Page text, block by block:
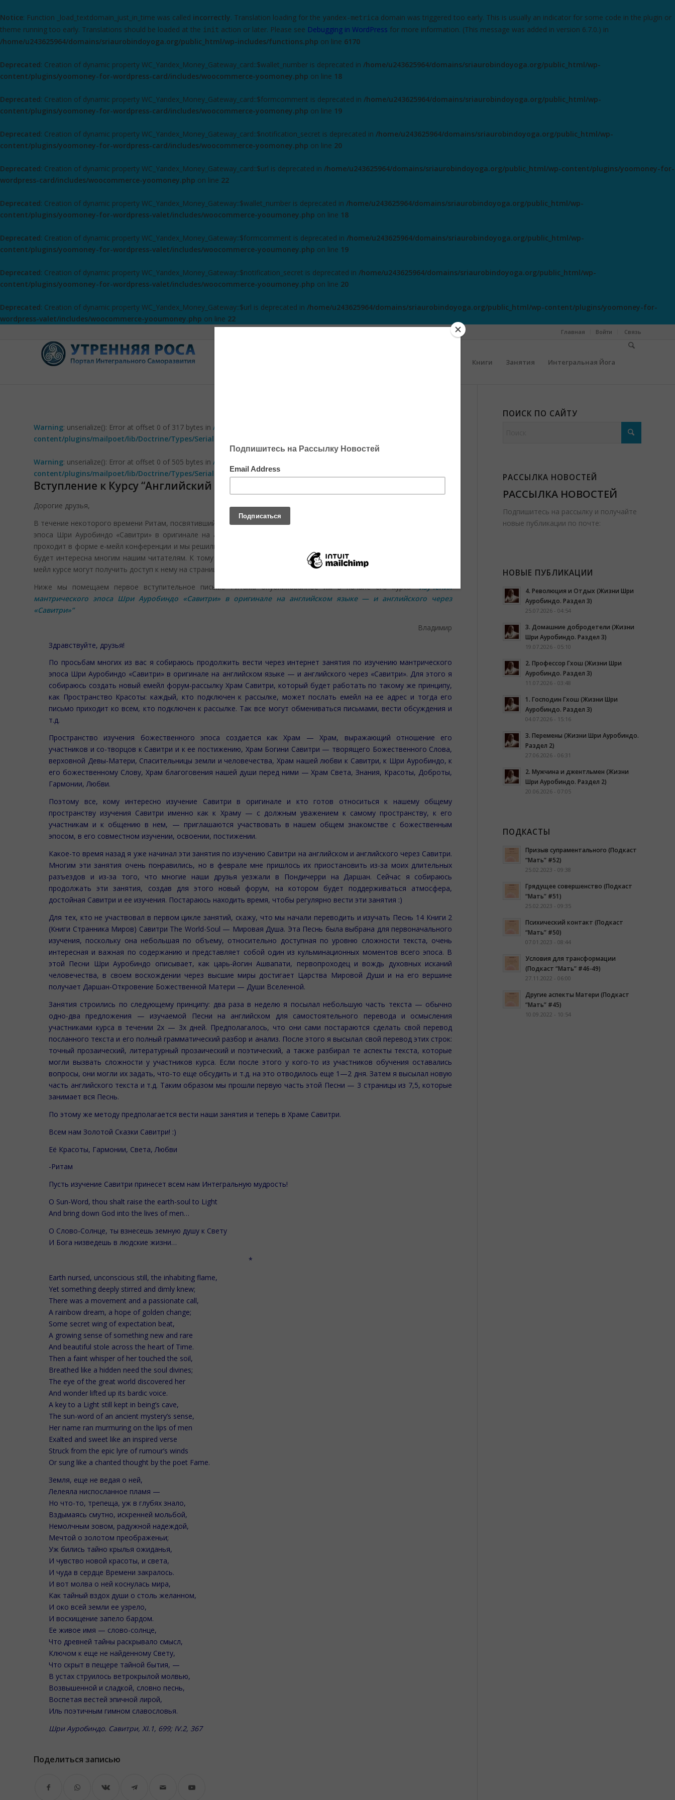
Notice: Function _load_textdomain_just_in_time was called incorrectly. Translation loading for the yandex-metrica domain was triggered too early. This is usually an indicator for some code in the plugin or
theme running too early. Translations should be loaded at the init action or later. Please see Debugging in WordPress for more information. (This message was added in version 6.7.0.) in
/home/u243625964/domains/sriaurobindoyoga.org/public_html/wp-includes/functions.php on line 6170
Deprecated: Creation of dynamic property WC_Yandex_Money_Gateway_card::$wallet_number is deprecated in /home/u243625964/domains/sriaurobindoyoga.org/public_html/wp-
content/plugins/yoomoney-for-wordpress-card/includes/woocommerce-yoomoney.php on line 18
Deprecated: Creation of dynamic property WC_Yandex_Money_Gateway_card::$formcomment is deprecated in /home/u243625964/domains/sriaurobindoyoga.org/public_html/wp-
content/plugins/yoomoney-for-wordpress-card/includes/woocommerce-yoomoney.php on line 19
Deprecated: Creation of dynamic property WC_Yandex_Money_Gateway_card::$notification_secret is deprecated in /home/u243625964/domains/sriaurobindoyoga.org/public_html/wp-
content/plugins/yoomoney-for-wordpress-card/includes/woocommerce-yoomoney.php on line 20
Deprecated: Creation of dynamic property WC_Yandex_Money_Gateway_card::$url is deprecated in /home/u243625964/domains/sriaurobindoyoga.org/public_html/wp-content/plugins/yoomoney-for-
wordpress-card/includes/woocommerce-yoomoney.php on line 22
Deprecated: Creation of dynamic property WC_Yandex_Money_Gateway::$wallet_number is deprecated in /home/u243625964/domains/sriaurobindoyoga.org/public_html/wp-
content/plugins/yoomoney-for-wordpress-valet/includes/woocommerce-yooumoney.php on line 18
Deprecated: Creation of dynamic property WC_Yandex_Money_Gateway::$formcomment is deprecated in /home/u243625964/domains/sriaurobindoyoga.org/public_html/wp-
content/plugins/yoomoney-for-wordpress-valet/includes/woocommerce-yooumoney.php on line 19
Deprecated: Creation of dynamic property WC_Yandex_Money_Gateway::$notification_secret is deprecated in /home/u243625964/domains/sriaurobindoyoga.org/public_html/wp-
content/plugins/yoomoney-for-wordpress-valet/includes/woocommerce-yooumoney.php on line 20
Deprecated: Creation of dynamic property WC_Yandex_Money_Gateway::$url is deprecated in /home/u243625964/domains/sriaurobindoyoga.org/public_html/wp-content/plugins/yoomoney-for-
wordpress-valet/includes/woocommerce-yooumoney.php on line 22
Главная Войти Cвязь
Книги Занятия Интегральная Йога
Warning: unserialize(): Error at offset 0 of 317 bytes in /home/u243625964/domains/sriaurobindoyoga.org/public_html/wp-
content/plugins/mailpoet/lib/Doctrine/Types/SerializedArrayType.php
Warning: unserialize(): Error at offset 0 of 505 bytes in /home/u243625964/domains/sriaurobindoyoga.org/public_html/wp-
content/plugins/mailpoet/lib/Doctrine/Types/SerializedArrayType.php
Вступление к Курсу “Английский через “Савитри”
Дорогие друзья,
В течение некоторого времени Ритам, посвятивший изучению “Савитри” много лет, ведёт курс изучения мантрического
эпоса Шри Ауробиндо «Савитри» в оригинале на английском языке — и английского через «Савитри». Курс Ритама
проходит в форме е-мейл конференции и мы решили, что публикация материалов курса в блоге “Йога на Каждый День”
будет интересна многим нашим читателям. К тому же те из вас, кто по какой-то причине не смогли участвовать в е-
мейл курсе могут получить доступ к нему на страницах нашего блога.
Ниже мы помещаем первое вступительное письмо Ритама опубликованное им в начале его курса“изучения
мантрического эпоса Шри Ауробиндо «Савитри» в оригинале на английском языке — и английского через
«Савитри»”
Владимир
Здравствуйте, друзья!
По просьбам многих из вас я собираюсь продолжить вести через интернет занятия по изучению мантрического
эпоса Шри Ауробиндо «Савитри» в оригинале на английском языке — и английского через «Савитри». Для этого я
собираюсь создать новый емейл форум-рассылку Храм Савитри, который будет работать по такому же принципу,
как Пространство Красоты: каждый, кто подключен к рассылке, может послать емейл на ее адрес и тогда его
письмо приходит ко всем, кто подключен к рассылке. Так все могут обмениваться письмами, вести обсуждения и
т.д.
Пространство изучения божественного эпоса создается как Храм — Храм, выражающий отношение его
участников и со-творцов к Савитри и к ее постижению, Храм Богини Савитри — творящего Божественного Слова,
верховной Девы-Матери, Спасительницы земли и человечества, Храм нашей любви к Савитри, к Шри Ауробиндо, к
его божественному Слову, Храм благоговения нашей души перед ними — Храм Света, Знания, Красоты, Доброты,
Гармонии, Любви.
Поэтому все, кому интересно изучение Савитри в оригинале и кто готов относиться к нашему общему
пространству изучения Савитри именно как к Храму — с должным уважением к самому пространству, к его
участникам и к общению в нем, — приглашаются участвовать в нашем общем знакомстве с божественным
эпосом, в его совместном изучении, освоении, постижении.
Какое-то время назад я уже начинал эти занятия по изучению Савитри на английском и английского через Савитри.
Многим эти занятия очень понравились, но в феврале мне пришлось их приостановить из-за моих длительных
разъездов и из-за того, что многие наши друзья уезжали в Пондичерри на Даршан. Сейчас я собираюсь
продолжать эти занятия, создав для этого новый форум, на котором будет поддерживаться атмосфера,
достойная Савитри и ее изучения. Постараюсь находить время, чтобы регулярно вести эти занятия :)
Для тех, кто не участвовал в первом цикле занятий, скажу, что мы начали переводить и изучать Песнь 14 Книги 2
(Книги Странника Миров) Савитри The World-Soul — Мировая Душа. Эта Песнь была выбрана для первоначального
изучения, поскольку она небольшая по объему, относительно доступная по уровню сложности текста, очень
интересная и важная по содержанию и представляет собой один из кульминационных моментов всего эпоса. В
этой Песни Шри Ауробиндо описывает, как царь-йогин Ашвапати, первопроходец и вождь духовных исканий
человечества, в своем восхождении через высшие миры достигает Царства Мировой Души и на его вершине
получает Даршан-Откровение Божественной Матери — Души Вселенной.
Занятия строились по следующему принципу: два раза в неделю я посылал небольшую часть текста — обычно
одно-два предложения — изучаемой Песни на английском для самостоятельного перевода и осмысления
участниками курса в течении 2х — 3х дней. Предполагалось, что они сами постараются сделать свой перевод
посланного текста и его полный грамматический разбор и анализ. После этого я высылал свой перевод этих строк:
точный прозаический, литературный прозаический и поэтический, а также разбирал те аспекты текста, которые
могли вызвать сложности у участников курса. Если после этого у кого-то из участников обучения оставались
вопросы, они могли их задать, что-то еще обсудить и т.д. на это отводилось еще 1—2 дня. Затем я высылал новую
часть английского текста и т.д. Таким образом мы прошли первую часть этой Песни — 3 страницы из 7,5, которые
занимает вся Песнь.
По этому же методу предполагается вести наши занятия и теперь в Храме Савитри.
Всем нам Золотой Сказки Савитри! :)
Её Красоты, Гармонии, Света, Любви
-Ритам
Пусть изучение Савитри принесет всем нам Интегральную мудрость!
O Sun-Word, thou shalt raise the earth-soul to Light
And bring down God into the lives of men…
О Слово-Солнце, ты взнесешь земную душу к Свету
И Бога низведешь в людские жизни…
*
Earth nursed, unconscious still, the inhabiting flame,
Yet something deeply stirred and dimly knew;
There was a movement and a passionate call,
A rainbow dream, a hope of golden change;
Some secret wing of expectation beat,
A growing sense of something new and rare
And beautiful stole across the heart of Time.
Then a faint whisper of her touched the soil,
Breathed like a hidden need the soul divines;
The eye of the great world discovered her
And wonder lifted up its bardic voice.
A key to a Light still kept in being’s cave,
The sun-word of an ancient mystery’s sense,
Her name ran murmuring on the lips of men
Exalted and sweet like an inspired verse
Struck from the epic lyre of rumour’s winds
Or sung like a chanted thought by the poet Fame.
Земля, еще не ведая о ней,
Лелеяла ниспосланное пламя —
Но что-то, трепеща, уж в глубях знало,
Вздымаясь смутно, искренней мольбой,
Немолчным зовом, радужной надеждой,
Мечтой о золотом преображеньи;
Уж бились тайно крылья ожиданья,
И чувство новой красоты, и света,
И чуда в сердце Времени закралось.
И вот молва о ней коснулась мира,
Как тайный вздох души о столь желанном,
И око всей земли ее узрело,
И восхищение запело бардом.
Ее живое имя — слово-солнце,
Что древней тайны раскрывало смысл,
Ключом к еще не найденному Свету,
Что скрыт в пещере тайной бытия, —
В устах струилось ветрокрылой молвью,
Возвышенной и сладкой, словно песнь,
Воспетая вестей эпичной лирой,
Иль поэтичным гимном славословья.
Шри Ауробиндо. Савитри, XI.1, 699; IV.2, 367
Поделиться записью
ПОИСК ПО САЙТУ
РАССЫЛКА НОВОСТЕЙ
РАССЫЛКА НОВОСТЕЙ
Подпишитесь на рассылку и получайте
новые публикации по почте:
НОВЫЕ ПУБЛИКАЦИИ
4. Революция и Отдых (Жизни Шри
Ауробиндо. Раздел 3)
25.07.2026 - 04:54
3. Домашние добродетели (Жизни
Шри Ауробиндо. Раздел 3)
19.07.2026 - 05:10
2. Профессор Гхош (Жизни Шри
Ауробиндо. Раздел 3)
11.07.2026 - 03:48
1. Господин Гхош (Жизни Шри
Ауробиндо. Раздел 3)
04.07.2026 - 15:16
3. Перемены (Жизни Шри Ауробиндо.
Раздел 2)
27.06.2026 - 06:31
2. Мужчина и джентльмен (Жизни
Шри Ауробиндо. Раздел 2)
20.06.2026 - 07:05
ПОДКАСТЫ
Призыв супраментального (Подкаст
“Мать” #52)
25.02.2023 - 09:38
Грядущее совершенство (Подкаст
“Мать” #51)
25.02.2023 - 09:35
Психический контакт (Подкаст
“Мать” #50)
07.01.2023 - 08:44
Условия для трансформации
(Подкаст “Мать” #46-49)
27.11.2022 - 06:00
Другие аспекты Матери (Подкаст
“Мать” #45)
10.09.2022 - 10:54